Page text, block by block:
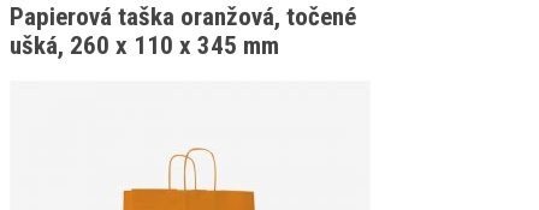
Papierová taška oranžová, točené
ušká, 260 x 110 x 345 mm